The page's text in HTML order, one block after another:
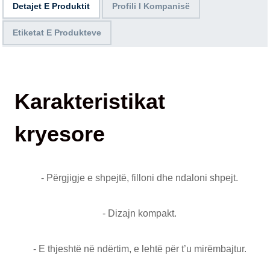
Detajet E Produktit Profili I Kompanisë
Etiketat E Produkteve
Karakteristikat
kryesore
- Përgjigje e shpejtë, filloni dhe ndaloni shpejt.
- Dizajn kompakt.
- E thjeshtë në ndërtim, e lehtë për t’u mirëmbajtur.